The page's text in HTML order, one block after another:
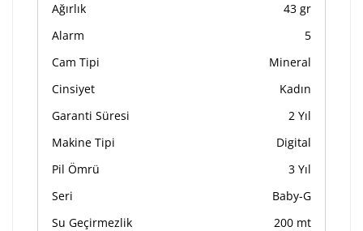
Ağırlık
43 gr
Alarm
5
Cam Tipi
Mineral
Cinsiyet
Kadın
Garanti Süresi
2 Yıl
Makine Tipi
Digital
Pil Ömrü
3 Yıl
Seri
Baby-G
Su Geçirmezlik
200 mt